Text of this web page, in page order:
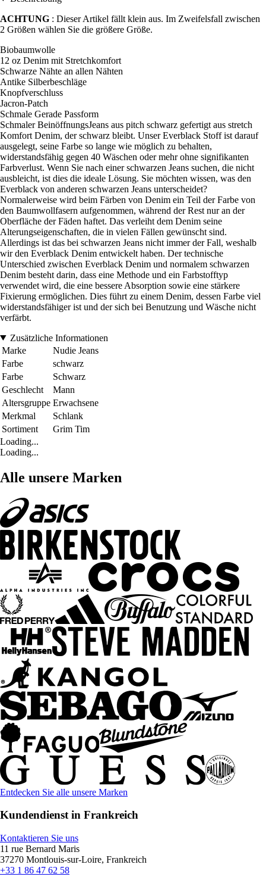
ACHTUNG : Dieser Artikel fällt klein aus. Im Zweifelsfall zwischen
2 Größen wählen Sie die größere Größe.
Biobaumwolle
12 oz Denim mit Stretchkomfort
Schwarze Nähte an allen Nähten
Antike Silberbeschläge
Knopfverschluss
Jacron-Patch
Schmale Gerade Passform
Schmaler BeinöffnungsJeans aus pitch schwarz gefertigt aus stretch
Komfort Denim, der schwarz bleibt. Unser Everblack Stoff ist darauf
ausgelegt, seine Farbe so lange wie möglich zu behalten,
widerstandsfähig gegen 40 Wäschen oder mehr ohne signifikanten
Farbverlust. Wenn Sie nach einer schwarzen Jeans suchen, die nicht
ausbleicht, ist dies die ideale Lösung. Sie möchten wissen, was den
Everblack von anderen schwarzen Jeans unterscheidet?
Normalerweise wird beim Färben von Denim ein Teil der Farbe von
den Baumwollfasern aufgenommen, während der Rest nur an der
Oberfläche der Fäden haftet. Das verleiht dem Denim seine
Alterungseigenschaften, die in vielen Fällen gewünscht sind.
Allerdings ist das bei schwarzen Jeans nicht immer der Fall, weshalb
wir den Everblack Denim entwickelt haben. Der technische
Unterschied zwischen Everblack Denim und normalem schwarzen
Denim besteht darin, dass eine Methode und ein Farbstofftyp
verwendet wird, die eine bessere Absorption sowie eine stärkere
Fixierung ermöglichen. Dies führt zu einem Denim, dessen Farbe viel
widerstandsfähiger ist und der sich bei Benutzung und Wäsche nicht
verfärbt.
Zusätzliche Informationen
Marke
Nudie Jeans
Farbe
schwarz
Farbe
Schwarz
Geschlecht
Mann
Altersgruppe Erwachsene
Merkmal
Schlank
Sortiment
Grim Tim
Loading...
Loading...
Alle unsere Marken
Entdecken Sie alle unsere Marken
Kundendienst in Frankreich
Kontaktieren Sie uns
11 rue Bernard Maris
37270 Montlouis-sur-Loire, Frankreich
+33 1 86 47 62 58